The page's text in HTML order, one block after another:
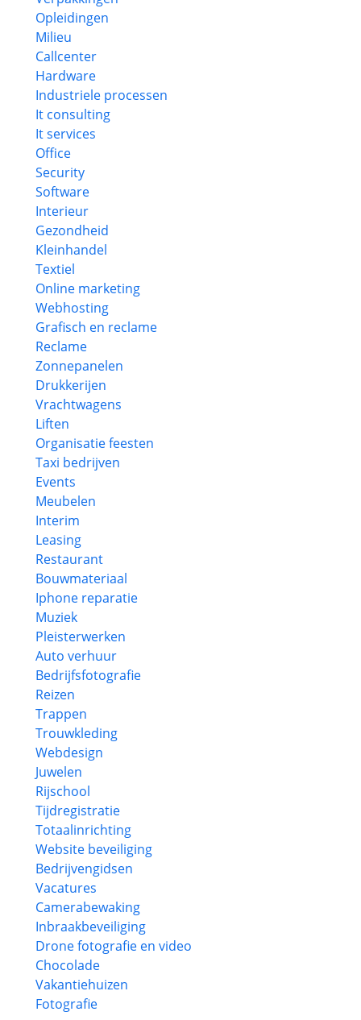
Opleidingen
Milieu
Callcenter
Hardware
Industriele processen
It consulting
It services
Office
Security
Software
Interieur
Gezondheid
Kleinhandel
Textiel
Online marketing
Webhosting
Grafisch en reclame
Reclame
Zonnepanelen
Drukkerijen
Vrachtwagens
Liften
Organisatie feesten
Taxi bedrijven
Events
Meubelen
Interim
Leasing
Restaurant
Bouwmateriaal
Iphone reparatie
Muziek
Pleisterwerken
Auto verhuur
Bedrijfsfotografie
Reizen
Trappen
Trouwkleding
Webdesign
Juwelen
Rijschool
Tijdregistratie
Totaalinrichting
Website beveiliging
Bedrijvengidsen
Vacatures
Camerabewaking
Inbraakbeveiliging
Drone fotografie en video
Chocolade
Vakantiehuizen
Fotografie